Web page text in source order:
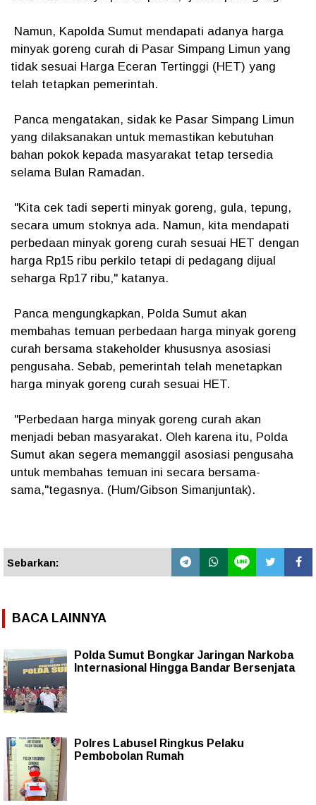
Namun, Kapolda Sumut mendapati adanya harga
minyak goreng curah di Pasar Simpang Limun yang
tidak sesuai Harga Eceran Tertinggi (HET) yang
telah tetapkan pemerintah.
Panca mengatakan, sidak ke Pasar Simpang Limun
yang dilaksanakan untuk memastikan kebutuhan
bahan pokok kepada masyarakat tetap tersedia
selama Bulan Ramadan.
"Kita cek tadi seperti minyak goreng, gula, tepung,
secara umum stoknya ada. Namun, kita mendapati
perbedaan minyak goreng curah sesuai HET dengan
harga Rp15 ribu perkilo tetapi di pedagang dijual
seharga Rp17 ribu," katanya.
Panca mengungkapkan, Polda Sumut akan
membahas temuan perbedaan harga minyak goreng
curah bersama stakeholder khususnya asosiasi
pengusaha. Sebab, pemerintah telah menetapkan
harga minyak goreng curah sesuai HET.
"Perbedaan harga minyak goreng curah akan
menjadi beban masyarakat. Oleh karena itu, Polda
Sumut akan segera memanggil asosiasi pengusaha
untuk membahas temuan ini secara bersama-
sama,"tegasnya. (Hum/Gibson Simanjuntak).
Sebarkan:
BACA LAINNYA
Polda Sumut Bongkar Jaringan Narkoba
Internasional Hingga Bandar Bersenjata
Polres Labusel Ringkus Pelaku
Pembobolan Rumah